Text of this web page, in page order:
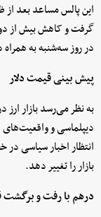
این پالس مساعد بعد از
گرفت و کاهش بیش از دو
در روز سه‌شنبه به
پیش بینی قیمت دلار
به نظر می‌رسد بازار ارز
دیپلماسی و
انتظار اخبار سیاسی
بازار را تغییر دهد.
درهم با رفت و برگشت